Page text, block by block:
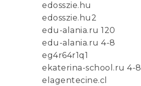
edosszie.hu
edosszie.hu2
edu-alania.ru 120
edu-alania.ru 4-8
eg4r64r1q1
ekaterina-school.ru 4-8
elagentecine.cl